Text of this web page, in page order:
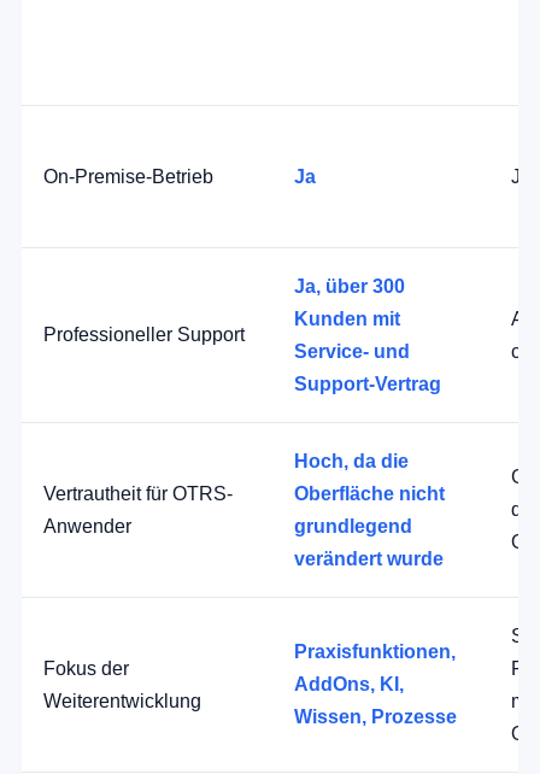
On-Premise-Betrieb Ja Ja
Professioneller Support
Ja, über 300
Kunden mit
Service- und
Support-Vertrag
Vertrautheit für OTRS-
Anwender
Hoch, da die
Oberfläche nicht
grundlegend
verändert wurde
Fokus der
Weiterentwicklung
Praxisfunktionen,
AddOns, KI,
Wissen, Prozesse